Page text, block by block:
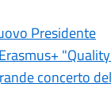
Presidente
concerto